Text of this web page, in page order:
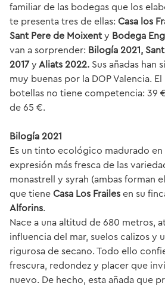
familiar de las bodegas que los
te presenta tres de ellas: Casa los
Sant Pere de Moixenty Bodega
van a sorprender: Bilogía 2021,
2017 y Aliats 2022. Sus añadas han
muy buenas por la DOP Valencia.
botellas no tiene competencia: 39
de 65 €.
Bilogía 2021
Es un tinto ecológico madurado en
expresión más fresca de las
monastrell y syrah (ambas forman el
que tiene Casa Los Frailes en su
Alforins.
Nace a una altitud de 680 metros,
influencia del mar, suelos calizos y
rigurosa de secano. Todo ello
frescura, redondez y placer que
nuevo. De hecho, esta añada que